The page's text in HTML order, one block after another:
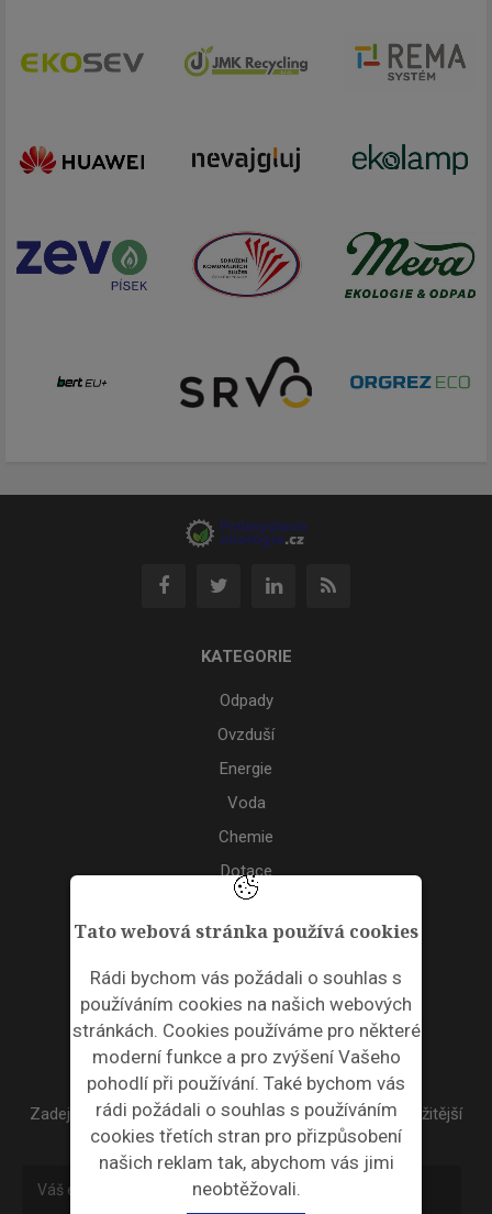
Tato webová stránka používá cookies
Rádi bychom vás požádali o souhlas s
používáním cookies na našich webových
stránkách. Cookies používáme pro některé
moderní funkce a pro zvýšení Vašeho
pohodlí při používání. Také bychom vás
rádi požádali o souhlas s používáním
cookies třetích stran pro přizpůsobení
našich reklam tak, abychom vás jimi
neobtěžovali.
KATEGORIE
Odpady
Ovzduší
Energie
Voda
Chemie
Dotace
Akce
ODPADNÍ PLASTY
NEWSLETTER
Zadejte váš email a my Vám budeme zasílat ty nejdůležitější
informace, maximálně 1x týdně.